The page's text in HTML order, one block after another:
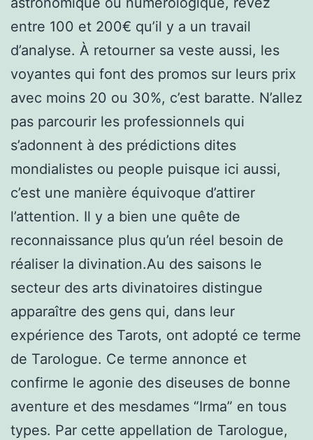
entre 100 et 200€ qu’il y a un travail
d’analyse. À retourner sa veste aussi, les
voyantes qui font des promos sur leurs prix
avec moins 20 ou 30%, c’est baratte. N’allez
pas parcourir les professionnels qui
s’adonnent à des prédictions dites
mondialistes ou people puisque ici aussi,
c’est une manière équivoque d’attirer
l’attention. Il y a bien une quête de
reconnaissance plus qu’un réel besoin de
réaliser la divination.Au des saisons le
secteur des arts divinatoires distingue
apparaître des gens qui, dans leur
expérience des Tarots, ont adopté ce terme
de Tarologue. Ce terme annonce et
confirme le agonie des diseuses de bonne
aventure et des mesdames “Irma” en tous
types. Par cette appellation de Tarologue,